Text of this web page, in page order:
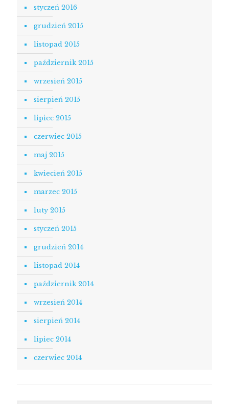
styczeń 2016
grudzień 2015
listopad 2015
październik 2015
wrzesień 2015
sierpień 2015
lipiec 2015
czerwiec 2015
maj 2015
kwiecień 2015
marzec 2015
luty 2015
styczeń 2015
grudzień 2014
listopad 2014
październik 2014
wrzesień 2014
sierpień 2014
lipiec 2014
czerwiec 2014